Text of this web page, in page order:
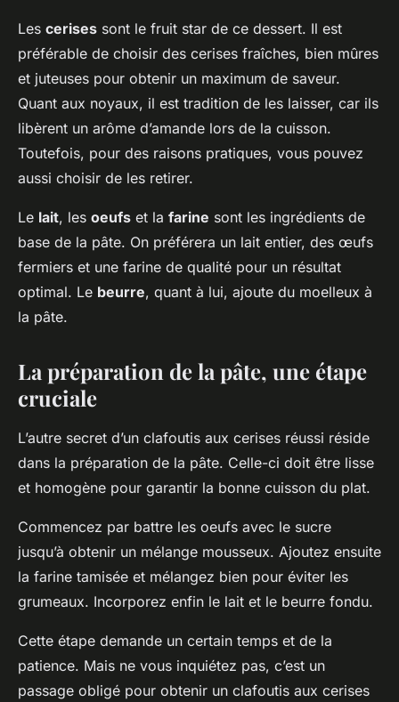
Les cerises sont le fruit star de ce dessert. Il est
préférable de choisir des cerises fraîches, bien mûres
et juteuses pour obtenir un maximum de saveur.
Quant aux noyaux, il est tradition de les laisser, car ils
libèrent un arôme d’amande lors de la cuisson.
Toutefois, pour des raisons pratiques, vous pouvez
aussi choisir de les retirer.
Le lait, les oeufs et la farine sont les ingrédients de
base de la pâte. On préférera un lait entier, des œufs
fermiers et une farine de qualité pour un résultat
optimal. Le beurre, quant à lui, ajoute du moelleux à
la pâte.
La préparation de la pâte, une étape
cruciale
L’autre secret d’un clafoutis aux cerises réussi réside
dans la préparation de la pâte. Celle-ci doit être lisse
et homogène pour garantir la bonne cuisson du plat.
Commencez par battre les oeufs avec le sucre
jusqu’à obtenir un mélange mousseux. Ajoutez ensuite
la farine tamisée et mélangez bien pour éviter les
grumeaux. Incorporez enfin le lait et le beurre fondu.
Cette étape demande un certain temps et de la
patience. Mais ne vous inquiétez pas, c’est un
passage obligé pour obtenir un clafoutis aux cerises